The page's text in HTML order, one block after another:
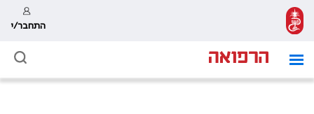
התחבר/י